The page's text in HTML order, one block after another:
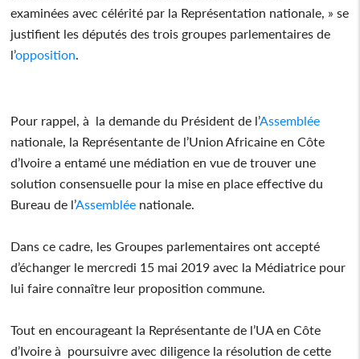
examinées avec célérité par la Représentation nationale, » se
justifient les députés des trois groupes parlementaires de
l’opposition.
Pour rappel, à la demande du Président de l’Assemblée
nationale, la Représentante de l’Union Africaine en Côte
d’Ivoire a entamé une médiation en vue de trouver une
solution consensuelle pour la mise en place effective du
Bureau de l’Assemblée nationale.
Dans ce cadre, les Groupes parlementaires ont accepté
d’échanger le mercredi 15 mai 2019 avec la Médiatrice pour
lui faire connaître leur proposition commune.
Tout en encourageant la Représentante de l’UA en Côte
d’Ivoire à poursuivre avec diligence la résolution de cette